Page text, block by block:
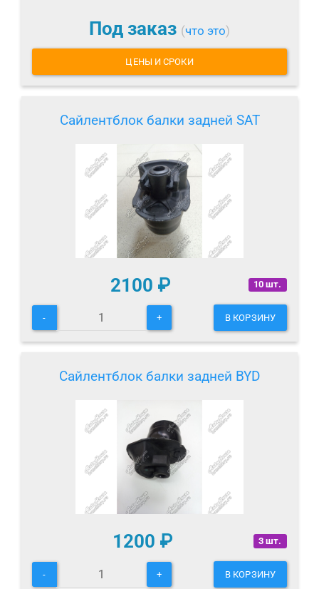
Под заказ (что это)
ЦЕНЫ И СРОКИ
Сайлентблок балки задней SAT
10 шт.
2100 ₽
- + В КОРЗИНУ
Сайлентблок балки задней BYD
3 шт.
1200 ₽
- + В КОРЗИНУ